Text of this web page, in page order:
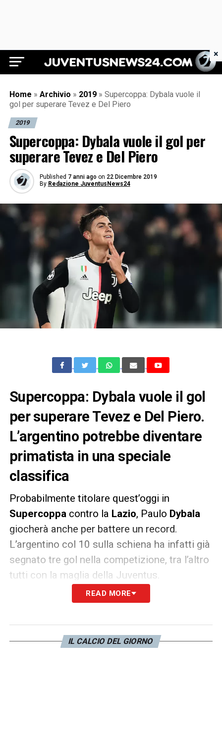
Juventus News 24
Home » Archivio » 2019 » Supercoppa: Dybala vuole il
gol per superare Tevez e Del Piero
2019
Supercoppa: Dybala vuole il gol per
superare Tevez e Del Piero
Published 7 anni ago on 22 Dicembre 2019
By Redazione JuventusNews24
Supercoppa: Dybala vuole il gol
per superare Tevez e Del Piero.
L’argentino potrebbe diventare
primatista in una speciale
classifica
Probabilmente titolare quest’oggi in
Supercoppa contro la Lazio, Paulo Dybala
giocherà anche per battere un record.
L’argentino col 10 sulla schiena ha infatti già
segnato tre gol nella competizione, tra l’altro
tutti con la maglia della Juventus.
Qualora la Joya dovesse ripetersi a Riad,
sacri come AlessandroDel Piero, Samuel
READ MORE
IL CALCIO DEL GIORNO
×